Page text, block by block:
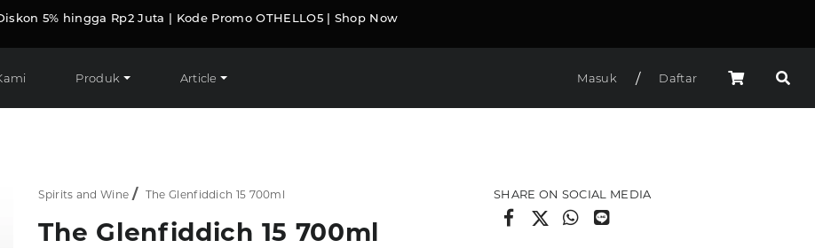
5% hingga Rp2 Juta | Kode Promo OTHELLO5 | Shop Now
Produk Article Masuk / Daftar
Spirits and Wine The Glenfiddich 15 700ml
The Glenfiddich 15 700ml
SHARE ON SOCIAL MEDIA